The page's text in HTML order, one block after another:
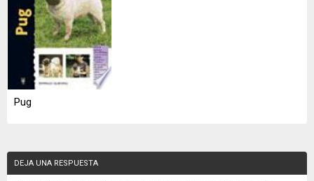
Pug
DEJA UNA RESPUESTA